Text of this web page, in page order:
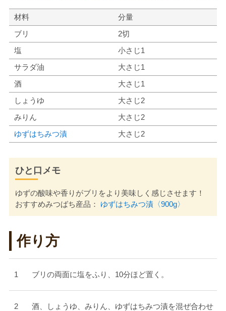
材料
分量
ブリ
2切
塩
小さじ1
サラダ油
大さじ1
酒
大さじ1
しょうゆ
大さじ2
みりん
大さじ2
ゆずはちみつ漬
大さじ2
ひと口メモ
ゆずの酸味や香りがブリをより美味しく感じさせます！
おすすめみつばち産品： ゆずはちみつ漬〈900g〉
作り方
ブリの両面に塩をふり、10分ほど置く。
酒、しょうゆ、みりん、ゆずはちみつ漬を混ぜ合わせ